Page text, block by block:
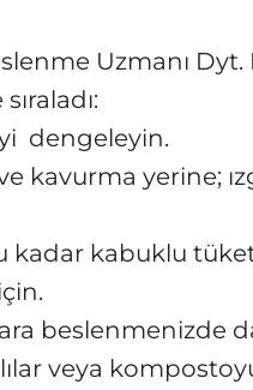
Uzmanı Dyt.
dengeleyin.
kavurma yerine;
kadar kabuklu
beslenmenizde
veya